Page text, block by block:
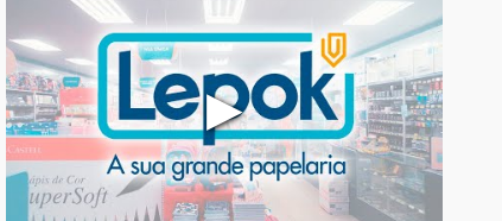
▶